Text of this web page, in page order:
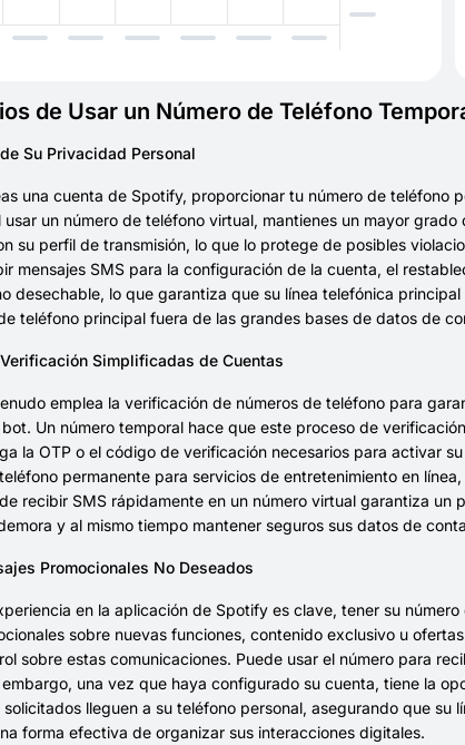
de Usar un Número de Teléfono
Su Privacidad Personal
una cuenta de Spotify, proporcionar tu número de teléfono
usar un número de teléfono virtual, mantienes un mayor
su perfil de transmisión, lo que lo protege de posibles
mensajes SMS para la configuración de la cuenta, el
desechable, lo que garantiza que su línea telefónica
teléfono principal fuera de las grandes bases de datos de
Simplificadas de Cuentas
emplea la verificación de números de teléfono para
Un número temporal hace que este proceso de
la OTP o el código de verificación necesarios para activar
permanente para servicios de entretenimiento en
recibir SMS rápidamente en un número virtual garantiza un
y al mismo tiempo mantener seguros sus datos de
Promocionales No Deseados
en la aplicación de Spotify es clave, tener su
sobre nuevas funciones, contenido exclusivo u
sobre estas comunicaciones. Puede usar el número para
una vez que haya configurado su cuenta, tiene la
lleguen a su teléfono personal, asegurando que
forma efectiva de organizar sus interacciones digitales.